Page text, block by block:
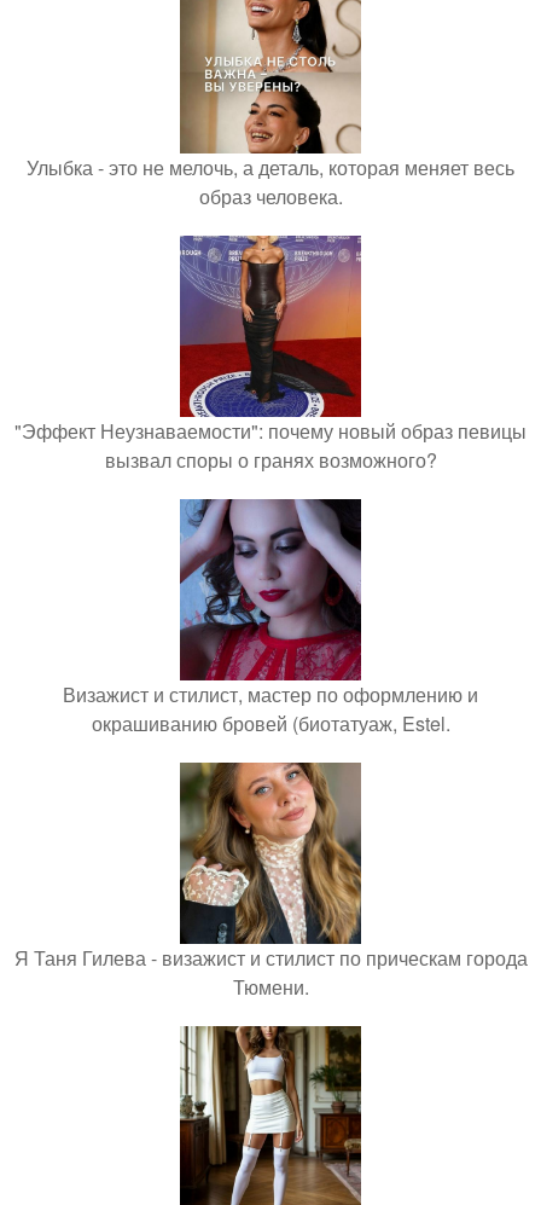
Улыбка - это не мелочь, а деталь, которая меняет весь
образ человека.
"Эффект Неузнаваемости": почему новый образ певицы
вызвал споры о гранях возможного?
Визажист и стилист, мастер по оформлению и
окрашиванию бровей (биотатуаж, Estel.
Я Таня Гилева - визажист и стилист по прическам города
Тюмени.